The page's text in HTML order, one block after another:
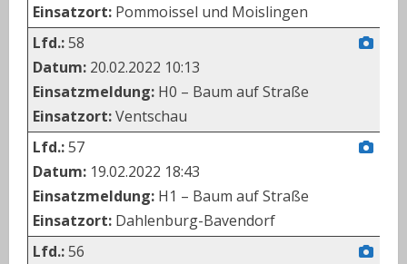
Einsatzort: Pommoissel und Moislingen
Lfd.:58
Datum: 20.02.2022 10:13
Einsatzmeldung: H0 – Baum auf Straße
Einsatzort:Ventschau
Lfd.:57
Datum: 19.02.2022 18:43
Einsatzmeldung: H1 – Baum auf Straße
Einsatzort: Dahlenburg-Bavendorf
Lfd.:56